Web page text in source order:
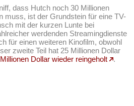
dass Hutch noch 30 Millionen
muss, ist der Grundstein für eine TV-
mit der kurzen Lunte bei
werdenden Streamingdienste
für einen weiteren Kinofilm, obwohl
zweite Teil hat 25 Millionen Dollar
Dollar wieder reingeholt .